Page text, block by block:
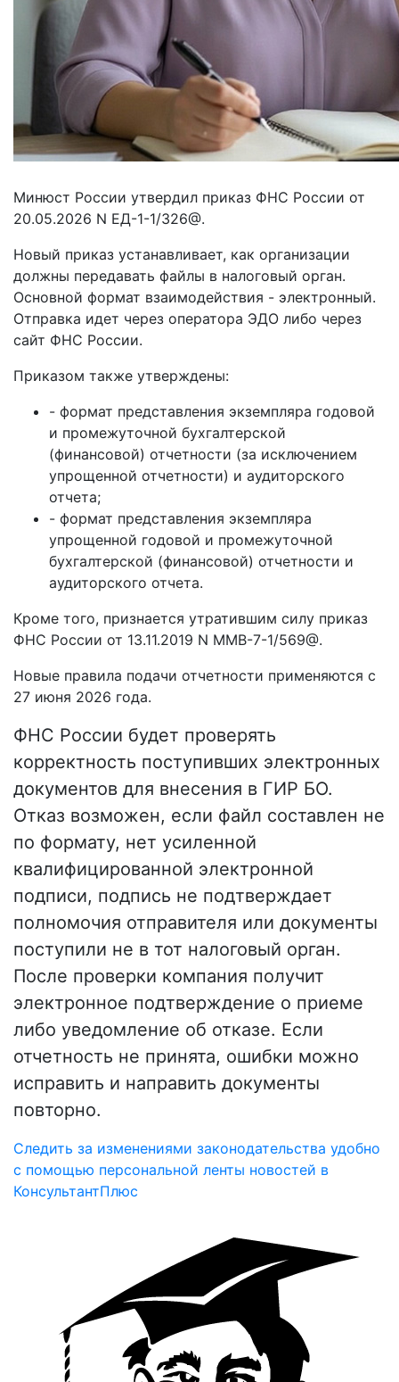
Минюст России утвердил приказ ФНС России от
20.05.2026 N ЕД-1-1/326@.
Новый приказ устанавливает, как организации
должны передавать файлы в налоговый орган.
Основной формат взаимодействия - электронный.
Отправка идет через оператора ЭДО либо через
сайт ФНС России.
Приказом также утверждены:
- формат представления экземпляра годовой
и промежуточной бухгалтерской
(финансовой) отчетности (за исключением
упрощенной отчетности) и аудиторского
отчета;
- формат представления экземпляра
упрощенной годовой и промежуточной
бухгалтерской (финансовой) отчетности и
аудиторского отчета.
Кроме того, признается утратившим силу приказ
ФНС России от 13.11.2019 N ММВ-7-1/569@.
Новые правила подачи отчетности применяются с
27 июня 2026 года.
ФНС России будет проверять
корректность поступивших электронных
документов для внесения в ГИР БО.
Отказ возможен, если файл составлен не
по формату, нет усиленной
квалифицированной электронной
подписи, подпись не подтверждает
полномочия отправителя или документы
поступили не в тот налоговый орган.
После проверки компания получит
электронное подтверждение о приеме
либо уведомление об отказе. Если
отчетность не принята, ошибки можно
исправить и направить документы
повторно.
Следить за изменениями законодательства удобно
с помощью персональной ленты новостей в
КонсультантПлюс